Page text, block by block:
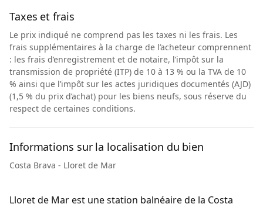
Taxes et frais
Le prix indiqué ne comprend pas les taxes ni les frais. Les
frais supplémentaires à la charge de l’acheteur comprennent
: les frais d’enregistrement et de notaire, l’impôt sur la
transmission de propriété (ITP) de 10 à 13 % ou la TVA de 10
% ainsi que l’impôt sur les actes juridiques documentés (AJD)
(1,5 % du prix d’achat) pour les biens neufs, sous réserve du
respect de certaines conditions.
Informations sur la localisation du bien
Costa Brava - Lloret de Mar
Lloret de Mar est une station balnéaire de la Costa